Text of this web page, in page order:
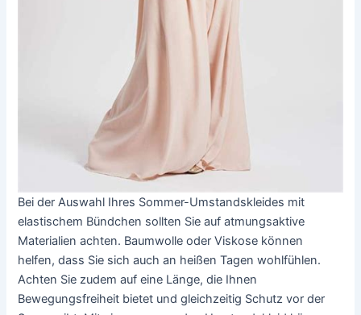
Bei der Auswahl Ihres Sommer-Umstandskleides mit
elastischem Bündchen sollten Sie auf atmungsaktive
Materialien achten. Baumwolle oder Viskose können
helfen, dass Sie sich auch an heißen Tagen wohlfühlen.
Achten Sie zudem auf eine Länge, die Ihnen
Bewegungsfreiheit bietet und gleichzeitig Schutz vor der